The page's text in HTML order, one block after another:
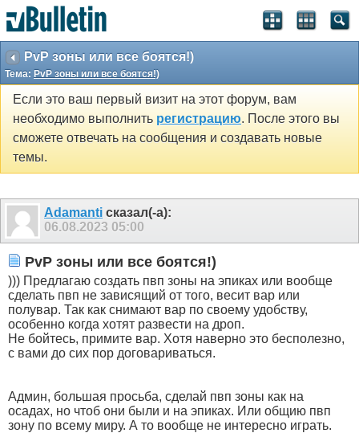
PvP зоны или все боятся!)
Тема: PvP зоны или все боятся!)
Если это ваш первый визит на этот форум, вам
необходимо выполнить регистрацию. После этого вы
сможете отвечать на сообщения и создавать новые
темы.
Adamanti сказал(-а):
06.08.2023 05:00
PvP зоны или все боятся!)
))) Предлагаю создать пвп зоны на эпиках или вообще
сделать пвп не зависящий от того, весит вар или
полувар. Так как снимают вар по своему удобству,
особенно когда хотят развести на дроп.
Не бойтесь, примите вар. Хотя наверно это бесполезно,
с вами до сих пор договариваться.
Админ, большая просьба, сделай пвп зоны как на
осадах, но чтоб они были и на эпиках. Или общию пвп
зону по всему миру. А то вообще не интересно играть.